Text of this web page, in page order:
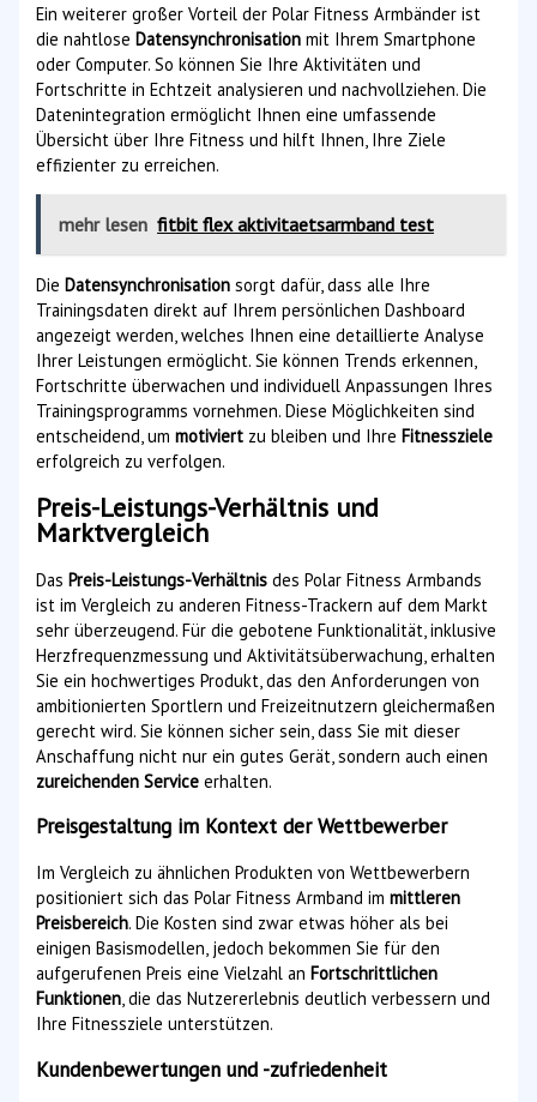
Ein weiterer großer Vorteil der Polar Fitness Armbänder ist
die nahtloseDatensynchronisation mit Ihrem Smartphone
oder Computer. So können Sie Ihre Aktivitäten und
Fortschritte in Echtzeit analysieren und nachvollziehen. Die
Datenintegration ermöglicht Ihnen eine umfassende
Übersicht über Ihre Fitness und hilft Ihnen, Ihre Ziele
effizienter zu erreichen.
mehr lesen fitbit flex aktivitaetsarmband test
DieDatensynchronisation sorgt dafür, dass alle Ihre
Trainingsdaten direkt auf Ihrem persönlichen Dashboard
angezeigt werden, welches Ihnen eine detaillierte Analyse
Ihrer Leistungen ermöglicht. Sie können Trends erkennen,
Fortschritte überwachen und individuell Anpassungen Ihres
Trainingsprogramms vornehmen. Diese Möglichkeiten sind
entscheidend, ummotiviert zu bleiben und IhreFitnessziele
erfolgreich zu verfolgen.
Preis-Leistungs-Verhältnis und
Marktvergleich
DasPreis-Leistungs-Verhältnis des Polar Fitness Armbands
ist im Vergleich zu anderen Fitness-Trackern auf dem Markt
sehr überzeugend. Für die gebotene Funktionalität, inklusive
Herzfrequenzmessung und Aktivitätsüberwachung, erhalten
Sie ein hochwertiges Produkt, das den Anforderungen von
ambitionierten Sportlern und Freizeitnutzern gleichermaßen
gerecht wird. Sie können sicher sein, dass Sie mit dieser
Anschaffung nicht nur ein gutes Gerät, sondern auch einen
zureichenden Service erhalten.
Preisgestaltung im Kontext der Wettbewerber
Im Vergleich zu ähnlichen Produkten von Wettbewerbern
positioniert sich das Polar Fitness Armband immittleren
Preisbereich. Die Kosten sind zwar etwas höher als bei
einigen Basismodellen, jedoch bekommen Sie für den
aufgerufenen Preis eine Vielzahl an Fortschrittlichen
Funktionen, die das Nutzererlebnis deutlich verbessern und
Ihre Fitnessziele unterstützen.
Kundenbewertungen und -zufriedenheit